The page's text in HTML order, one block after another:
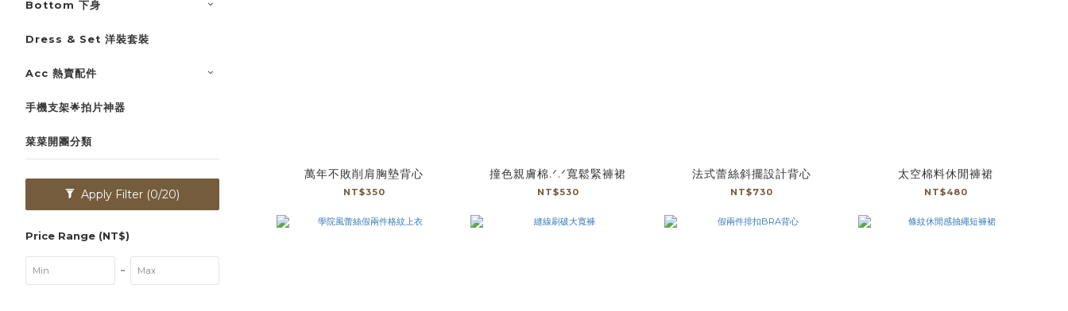
Bottom 下身
Dress & Set 洋裝套裝
Acc 熱賣配件
手機支架🌟拍片神器
菜菜開團分類
Apply Filter (0/20)
Price Range (NT$)
~
萬年不敗削肩胸墊背心
NT$350
撞色親膚棉.ᐟ.ᐟ寬鬆緊褲裙
NT$530
法式蕾絲斜擺設計背心
NT$730
太空棉料休閒褲裙
NT$480